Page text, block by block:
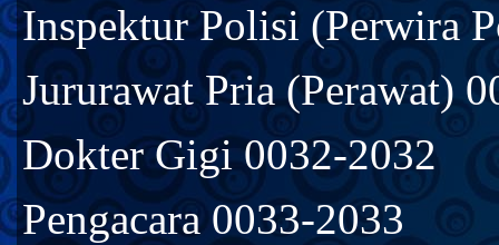
Inspektur Polisi (Perwira
Jururawat Pria (Perawat)
Dokter Gigi 0032-2032
Pengacara 0033-2033